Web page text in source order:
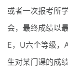
或者一次报考所
会，最终成绩以
E，U六个等级，
生对某门课的成